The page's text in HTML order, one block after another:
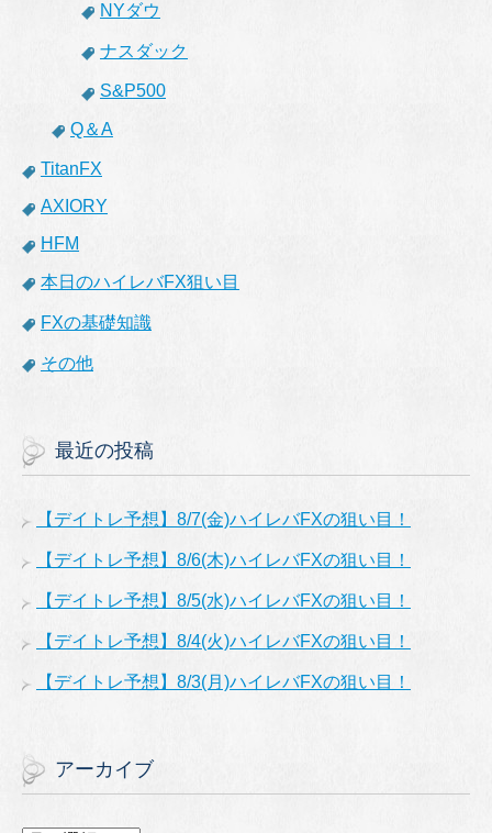
NYダウ
ナスダック
S&P500
Q＆A
TitanFX
AXIORY
HFM
本日のハイレバFX狙い目
FXの基礎知識
その他
最近の投稿
【デイトレ予想】8/7(金)ハイレバFXの狙い目！
【デイトレ予想】8/6(木)ハイレバFXの狙い目！
【デイトレ予想】8/5(水)ハイレバFXの狙い目！
【デイトレ予想】8/4(火)ハイレバFXの狙い目！
【デイトレ予想】8/3(月)ハイレバFXの狙い目！
アーカイブ